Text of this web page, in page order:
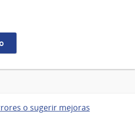
o sugerir mejoras